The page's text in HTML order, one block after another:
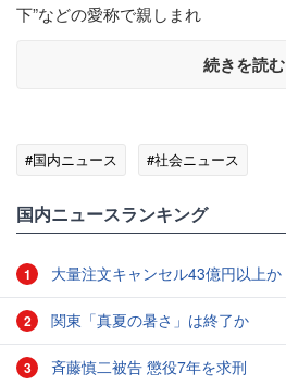
下”などの愛称で親しまれ
続きを読む
#国内ニュース #社会ニュース
国内ニュースランキング
1 大量注文キャンセル43億円以上か
2 関東「真夏の暑さ」は終了か
3 斉藤慎二被告 懲役7年を求刑